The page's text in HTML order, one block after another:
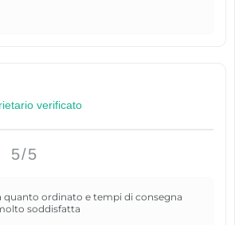
verificato
5/5
quanto ordinato e tempi di consegna
soddisfatta